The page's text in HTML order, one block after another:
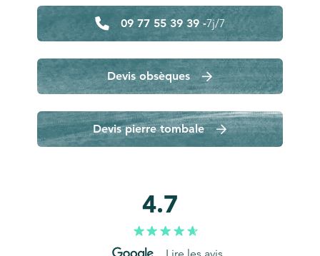
09 77 55 39 39 -7j/7
Devis obsèques
Devis pierre tombale
4.7